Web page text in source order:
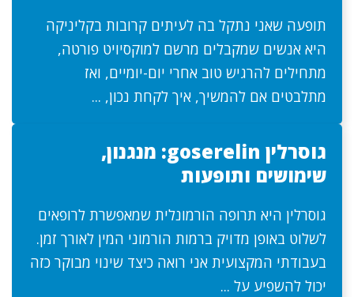
תופעה שאני נתקל בה לעיתים קרובות בקליניקה
היא אנשים שמקבלים מרשם למוקסיויט פורטה,
מתחילים להרגיש טוב אחרי יום-יומיים, ואז
מתלבטים אם להמשיך, איך לקחת נכון, ...
גוסרלין goserelin: מנגנון,
שימושים ותופעות
גוסרלין היא תרופה הורמונלית שמאפשרת לרופאים
לשלוט באופן מדויק ברמות הורמוני המין לאורך זמן.
בעבודתי המקצועית אני רואה כיצד שינוי מבוקר כזה
יכול להשפיע על ...